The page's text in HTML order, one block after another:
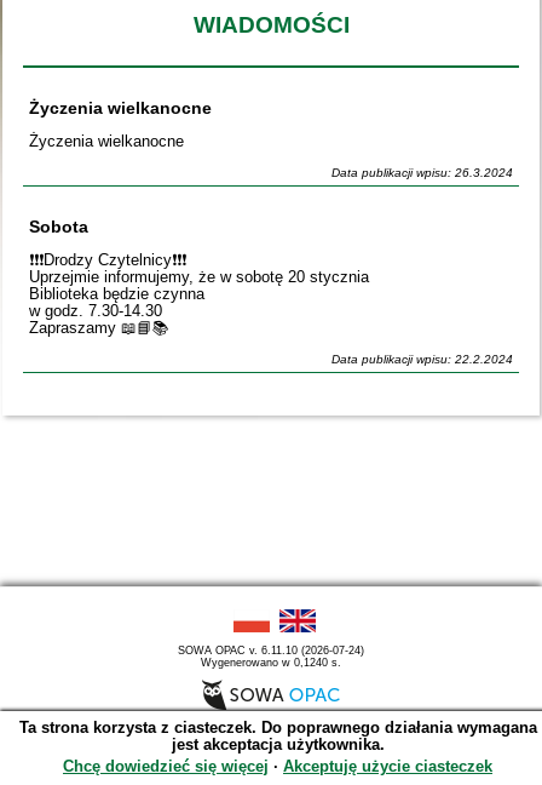
WIADOMOŚCI
Życzenia wielkanocne
Życzenia wielkanocne
Data publikacji wpisu: 26.3.2024
Sobota
❗️❗️❗️Drodzy Czytelnicy❗️❗️❗️
Uprzejmie informujemy, że w sobotę 20 stycznia
Biblioteka będzie czynna
w godz. 7.30-14.30
Zapraszamy 📖📘📚
Data publikacji wpisu: 22.2.2024
SOWA OPAC v. 6.11.10 (2026-07-24)
Wygenerowano w 0,1240 s.
Ta strona korzysta z ciasteczek. Do poprawnego działania wymagana
jest akceptacja użytkownika.
Chcę dowiedzieć się więcej ∙ Akceptuję użycie ciasteczek